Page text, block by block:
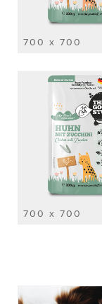
700 x 700
700 x 700